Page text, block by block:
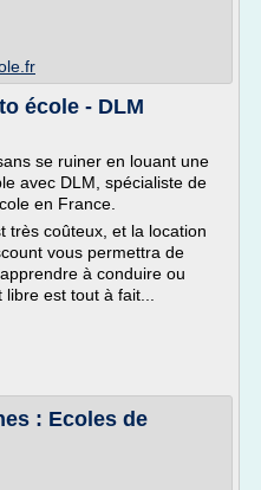
école - DLM
se ruiner en louant une
avec DLM, spécialiste de
en France.
très coûteux, et la location
vous permettra de
à conduire ou
est tout à fait...
: Ecoles de